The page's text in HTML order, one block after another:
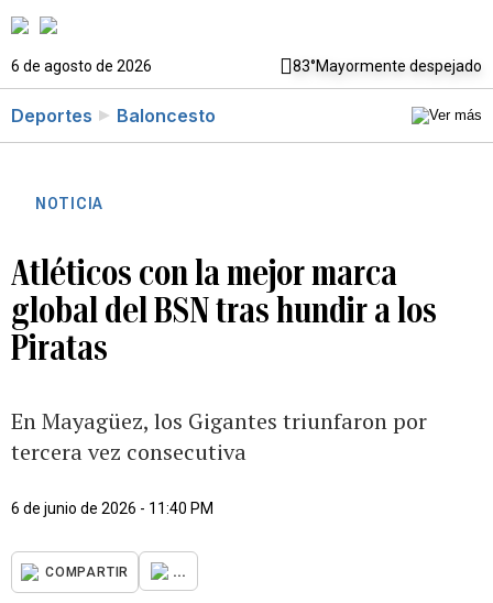
6 de agosto de 2026 83°Mayormente despejado
Deportes Baloncesto
NOTICIA
Atléticos con la mejor marca
global del BSN tras hundir a los
Piratas
En Mayagüez, los Gigantes triunfaron por
tercera vez consecutiva
6 de junio de 2026 - 11:40 PM
COMPARTIR ...